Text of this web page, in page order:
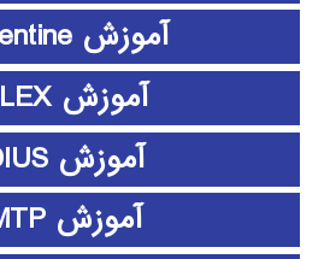
آموزش clementine
آموزش CPLEX
آموزش EDIUS
آموزش EMTP